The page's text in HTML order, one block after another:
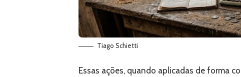
Tiago Schietti
Essas ações, quando aplicadas de forma